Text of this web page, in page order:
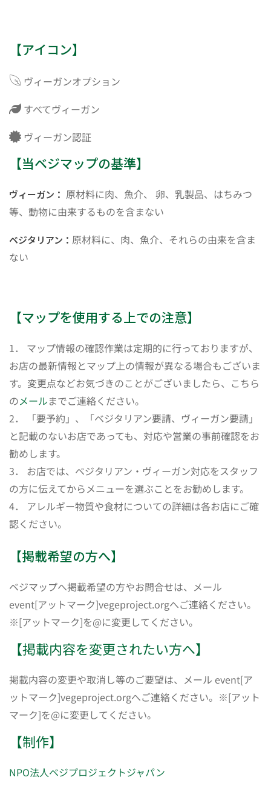
【アイコン】
ヴィーガンオプション
すべてヴィーガン
ヴィーガン認証
【当ベジマップの基準】
ヴィーガン： 原材料に肉、魚介、 卵、乳製品、はちみつ
等、動物に由来するものを含まない
ベジタリアン： 原材料に、肉、魚介、それらの由来を含ま
ない
【マップを使用する上での注意】
1． マップ情報の確認作業は定期的に行っておりますが、
お店の最新情報とマップ上の情報が異なる場合もございま
す。変更点などお気づきのことがございましたら、こちら
のメールまでご連絡ください。
2． 「要予約」、「ベジタリアン要請、ヴィーガン要請」
と記載のないお店であっても、対応や営業の事前確認をお
勧めします。
3． お店では、ベジタリアン・ヴィーガン対応をスタッフ
の方に伝えてからメニューを選ぶことをお勧めします。
4． アレルギー物質や食材についての詳細は各お店にご確
認ください。
【掲載希望の方へ】
ベジマップへ掲載希望の方やお問合せは、メール
event[アットマーク]vegeproject.orgへご連絡ください。
※[アットマーク]を@に変更してください。
【掲載内容を変更されたい方へ】
掲載内容の変更や取消し等のご要望は、メール event[ア
ットマーク]vegeproject.orgへご連絡ください。※[アット
マーク]を@に変更してください。
【制作】
NPO法人ベジプロジェクトジャパン